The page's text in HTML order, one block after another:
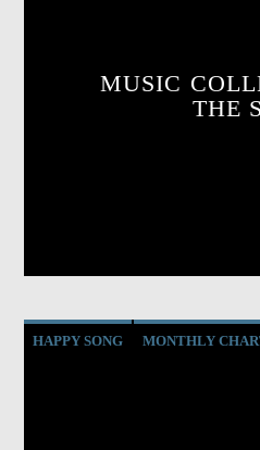
MUSIC
THE
HAPPY SONG MONTHLY